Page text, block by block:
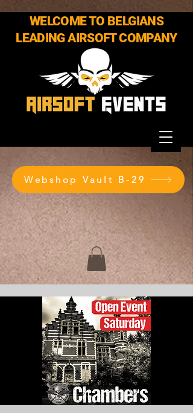
WELCOME TO BELGIANS
LEADING AIRSOFT COMPANY
Webshop Vault B-29